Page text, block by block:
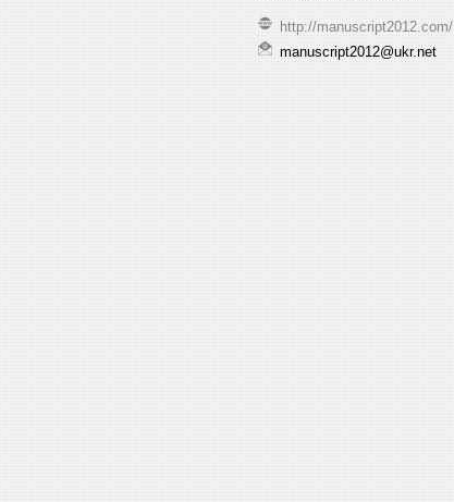
http://manuscript2012.com/
manuscript2012@ukr.net